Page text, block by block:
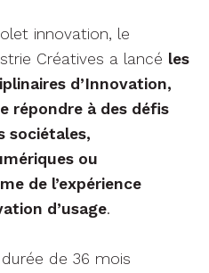
innovation, le
Créatives a lancé les
d’Innovation,
répondre à des défis
sociétales,
ou
de l’expérience
d’usage.
de 36 mois